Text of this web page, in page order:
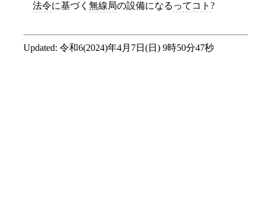
法令に基づく 無線局の設備になる ってコト ?
Updated: 令和6(2024)年4月7日(日) 9時50分47秒